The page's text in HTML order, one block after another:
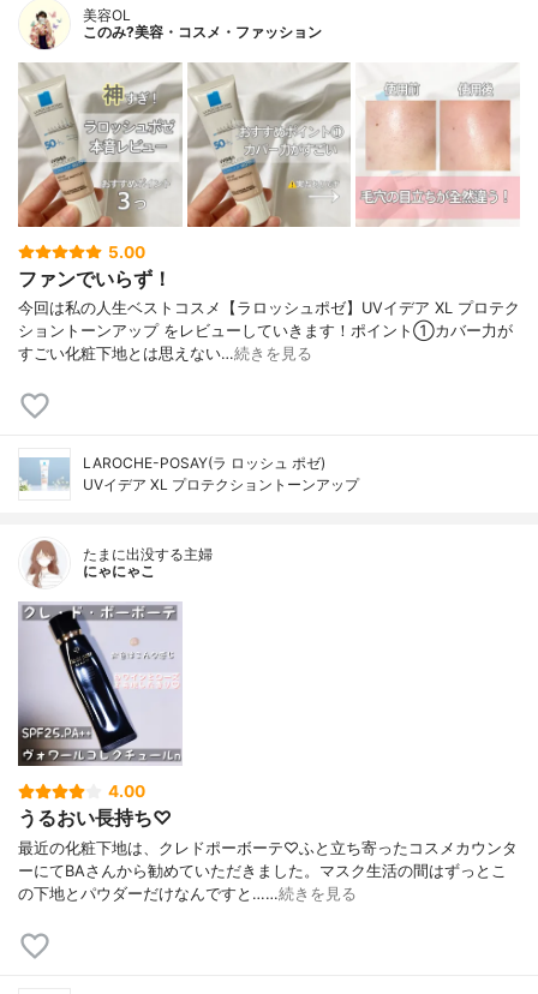
美容OL
このみ?美容・コスメ・ファッション
5.00
ファンでいらず！
今回は私の人生ベストコスメ【ラロッシュポゼ】UVイデア XL プロテク
ショントーンアップ をレビューしていきます！ポイント①カバー力が
すごい化粧下地とは思えない…続きを見る
LAROCHE-POSAY(ラ ロッシュ ポゼ)
UVイデア XL プロテクショントーンアップ
たまに出没する主婦
にゃにゃこ
4.00
うるおい長持ち♡
最近の化粧下地は、クレドポーボーテ♡ふと立ち寄ったコスメカウンタ
ーにてBAさんから勧めていただきました。マスク生活の間はずっとこ
の下地とパウダーだけなんですと……続きを見る